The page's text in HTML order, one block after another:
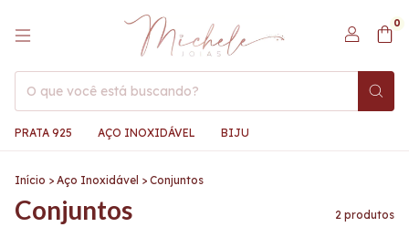
0
PRATA 925 AÇO INOXIDÁVEL BIJU
Início > Aço Inoxidável > Conjuntos
Conjuntos 2 produtos